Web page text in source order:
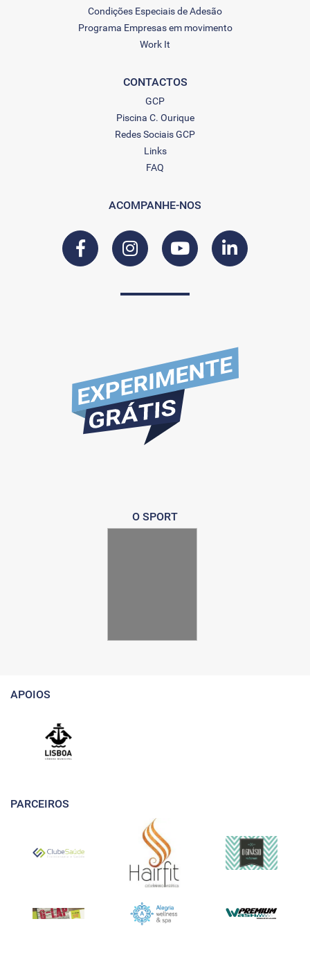
Condições Especiais de Adesão
Programa Empresas em movimento
Work It
CONTACTOS
GCP
Piscina C. Ourique
Redes Sociais GCP
Links
FAQ
ACOMPANHE-NOS
O SPORT
APOIOS
PARCEIROS